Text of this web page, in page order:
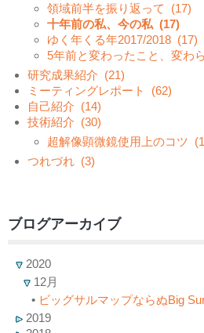
領域前半を振り返って
(17)
十年前の私、今の私 (17)
ゆく年くる年2017/2018 (17)
5年前と変わったこと、変わ
研究成果紹介 (21)
ミーティングレポート
(62)
自己紹介 (14)
技術紹介 (30)
超解像顕微鏡使用上のコツ
つれづれ (3)
ブログアーカイブ
2020
12月
• ビッグサルマップならぬBig
2019